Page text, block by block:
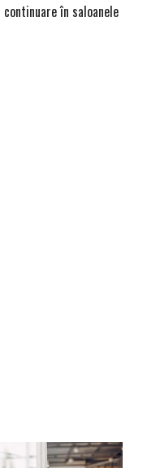
în saloanele